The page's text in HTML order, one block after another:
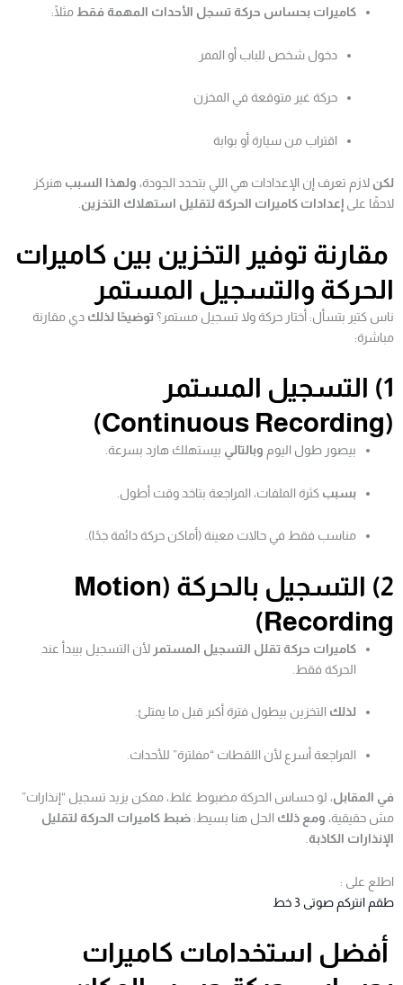
كاميرات بحساس حركة تسجل الأحداث المهمة فقط مثلًا:
دخول شخص للباب أو الممر
حركة غير متوقعة في المخزن
اقتراب من سيارة أو بوابة
لكن لازم تعرف إن الإعدادات هي اللي بتحدد الجودة، ولهذا السبب هنركز
لاحقًا على إعدادات كاميرات الحركة لتقليل استهلاك التخزين
مقارنة توفير التخزين بين كاميرات
الحركة والتسجيل المستمر
ناس كتير بتسأل: أختار حركة ولا تسجيل مستمر؟توضيحًا لذلك دي مقارنة
مباشرة:
1) التسجيل المستمر
(Continuous Recording)
بيصور طول اليوم وبالتالي بيستهلك هارد بسرعة.
بسبب كثرة الملفات، المراجعة بتاخد وقت أطول.
مناسب فقط في حالات معينة (أماكن حركة دائمة جدًا).
2) التسجيل بالحركة (Motion
Recording)
كاميرات حركة تقلل التسجيل المستمر لأن التسجيل بيبدأ عند
الحركة فقط.
لذلك التخزين بيطول فترة أكبر قبل ما يمتلئ.
المراجعة أسرع لأن اللقطات “مفلترة” للأحداث.
في المقابل، لو حساس الحركة مضبوط غلط، ممكن يزيد تسجيل “إنذارات”
مش حقيقية، ومع ذلك الحل هنا بسيط: ضبط كاميرات الحركة لتقليل
الإنذارات الكاذبة
اطلع على :
طقم انتركم صوتى 3 خط
أفضل استخدامات كاميرات